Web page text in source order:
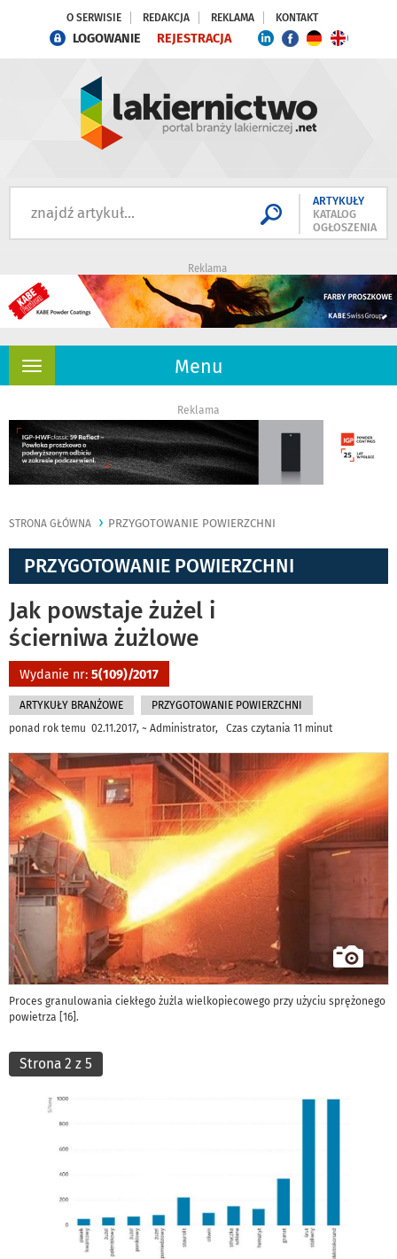
O SERWISIE REDAKCJA REKLAMA KONTAKT
LOGOWANIE REJESTRACJA
ARTYKUŁY
KATALOG
OGŁOSZENIA
Reklama
Menu
Rozwiń
Reklama
STRONA GŁÓWNA PRZYGOTOWANIE POWIERZCHNI
PRZYGOTOWANIE POWIERZCHNI
Jak powstaje żużel i
ścierniwa żużlowe
Wydanie nr: 5(109)/2017
ARTYKUŁY BRANŻOWE
PRZYGOTOWANIE POWIERZCHNI
ponad rok temu 02.11.2017, ~ Administrator, Czas czytania 11 minut
Proces granulowania ciekłego żużla wielkopiecowego przy użyciu sprężonego
powietrza [16].
Strona 2 z 5